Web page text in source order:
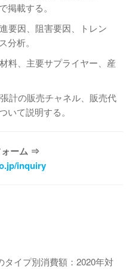
掲載する。
要因、阻害要因、トレン
分析。
料、主要サプライヤー、産
計の販売チャネル、販売代
いて説明する。
ォーム ⇒
inquiry
タイプ別消費額：2020年対